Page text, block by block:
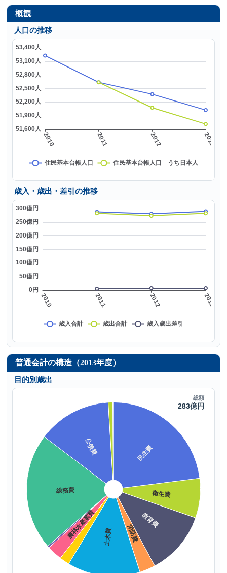
概観
人口の推移
歳入・歳出・差引の推移
普通会計の構造（2013年度）
目的別歳出